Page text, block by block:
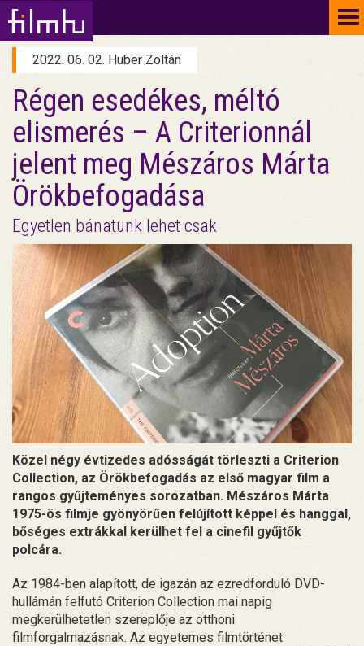
2022. 06. 02. Huber Zoltán
Régen esedékes, méltó
elismerés – A Criterionnál
jelent meg Mészáros Márta
Örökbefogadása
Egyetlen bánatunk lehet csak
Közel négy évtizedes adósságát törleszti a Criterion
Collection, az Örökbefogadás az első magyar film a
rangos gyűjteményes sorozatban. Mészáros Márta
1975-ös filmje gyönyörűen felújított képpel és hanggal,
bőséges extrákkal kerülhet fel a cinefil gyűjtők
polcára.
Az 1984-ben alapított, de igazán az ezredforduló DVD-
hullámán felfutó Criterion Collection mai napig
megkerülhetetlen szereplője az otthoni
filmforgalmazásnak. Az egyetemes filmtörténet